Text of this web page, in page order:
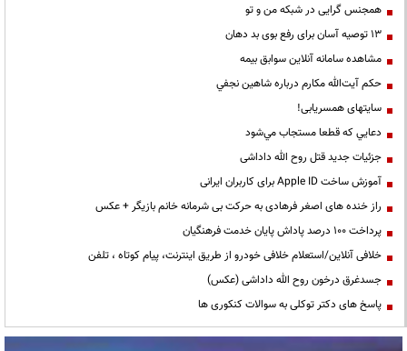
همجنس گرایی در شبکه من و تو
13 توصیه آسان برای رفع بوی بد دهان
مشاهده سامانه آنلاين سوابق بیمه
حكم آيت‌الله مكارم درباره شاهين نجفي
سایتهای همسریابی!
دعايي كه قطعا مستجاب مي‌شود
جزئیات جدید قتل روح الله داداشی
آموزش ساخت Apple ID برای کاربران ایرانی
راز خنده های اصغر فرهادی به حرکت بی شرمانه خانم بازیگر + عکس
پرداخت ۱۰۰ درصد پاداش پایان خدمت فرهنگیان
خلافی آنلاین/استعلام خلافی خودرو از طریق اینترنت، پیام کوتاه ، تلفن
جسدغرق درخون روح الله داداشی (عکس)
پاسخ های دکتر توکلی به سوالات کنکوری ها